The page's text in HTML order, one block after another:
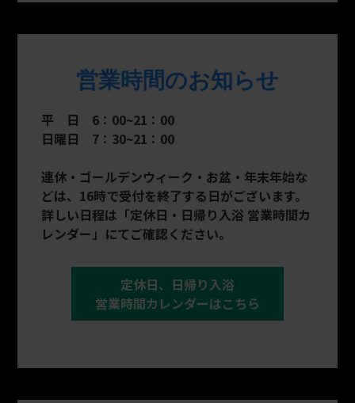
営業時間のお知らせ
平 日 6：00~21：00
日曜日 7：30~21：00
連休・ゴールデンウィーク・お盆・年末年始な
どは、16時で受付を終了する日がございます。
詳しい日程は「定休日・日帰り入浴 営業時間カ
レンダー」にてご確認ください。
定休日、日帰り入浴
営業時間カレンダーはこちら